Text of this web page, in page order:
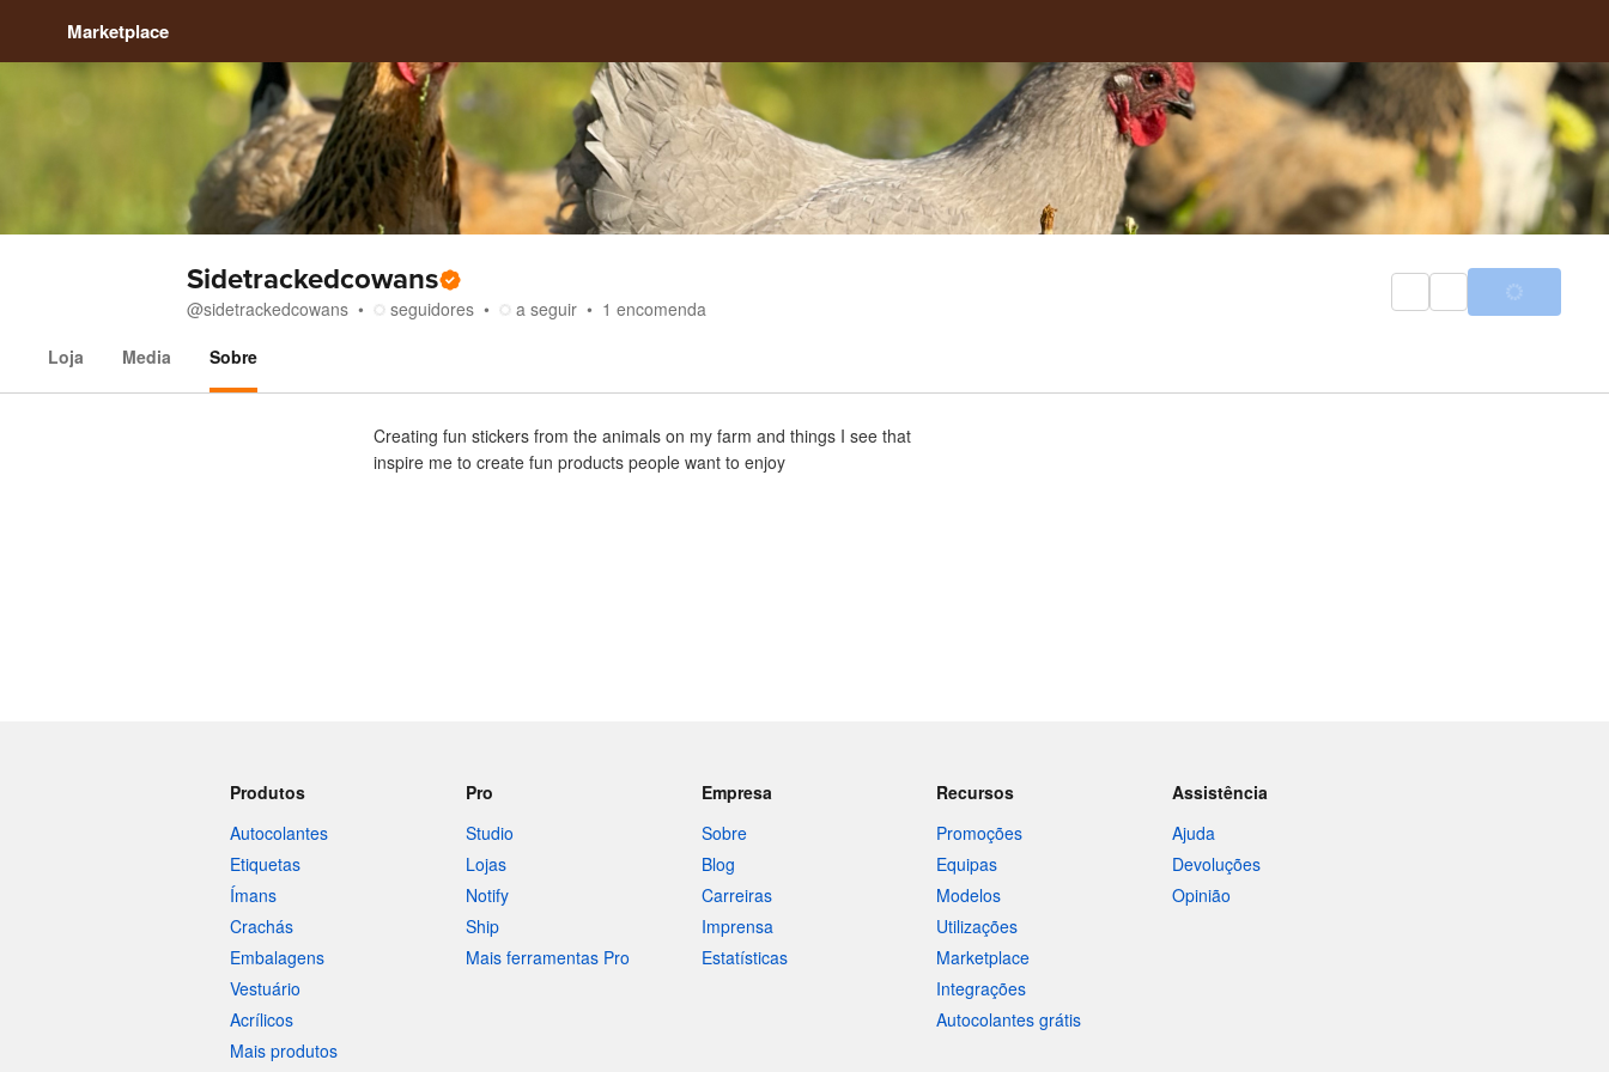
Marketplace
Sidetrackedcowans
@sidetrackedcowans seguidores a seguir 1 encomenda
Loja
Media Sobre
Creating fun stickers from the animals on my farm and things I see that
inspire me to create fun products people want to enjoy
Produtos
Autocolantes
Etiquetas
Ímans
Crachás
Embalagens
Vestuário
Acrílicos
Mais produtos
Pro
Studio
Lojas
Notify
Ship
Mais ferramentas Pro
Empresa
Sobre
Blog
Carreiras
Imprensa
Estatísticas
Recursos
Promoções
Equipas
Modelos
Utilizações
Marketplace
Integrações
Autocolantes grátis
Assistência
Ajuda
Devoluções
Opinião